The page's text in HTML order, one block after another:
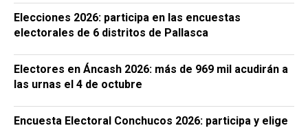
Elecciones 2026: participa en las encuestas
electorales de 6 distritos de Pallasca
Electores en Áncash 2026: más de 969 mil acudirán a
las urnas el 4 de octubre
Encuesta Electoral Conchucos 2026: participa y elige